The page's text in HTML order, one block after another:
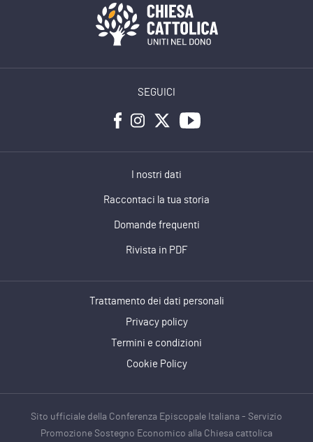
SEGUICI
I nostri dati
Raccontaci la tua storia
Domande frequenti
Rivista in PDF
Trattamento dei dati personali
Privacy policy
Termini e condizioni
Cookie Policy
Sito ufficiale della Conferenza Episcopale Italiana - Servizio
Promozione Sostegno Economico alla Chiesa cattolica